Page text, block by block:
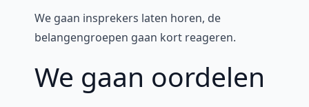
We gaan insprekers laten horen, de
belangengroepen gaan kort reageren.
We gaan oordelen